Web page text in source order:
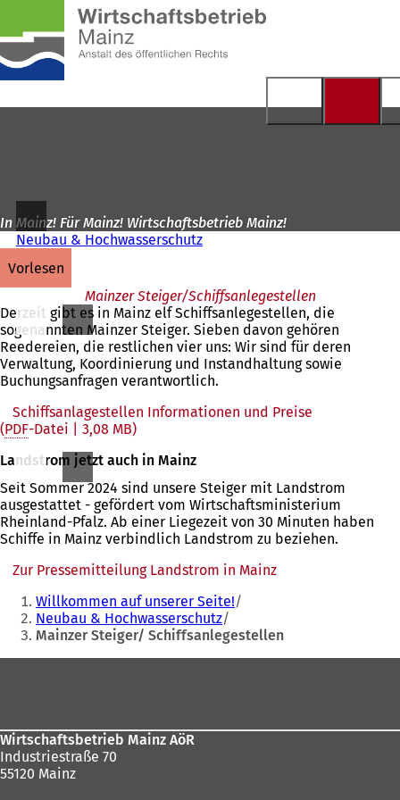
Inhalt anspringen
In Mainz! Für Mainz! Wirtschaftsbetrieb Mainz!
Neubau & Hochwasserschutz
vorlesen
Mainzer Steiger/Schiffsanlegestellen
Derzeit gibt es in Mainz elf Schiffsanlegestellen, die
sogenannten Mainzer Steiger. Sieben davon gehören
Reedereien, die restlichen vier uns: Wir sind für deren
Verwaltung, Koordinierung und Instandhaltung sowie
Buchungsanfragen verantwortlich.
Schiffsanlagestellen Informationen und Preise
PDF-Datei
3,08 MB
Landstrom jetzt auch in Mainz
Seit Sommer 2024 sind unsere Steiger mit Landstrom
ausgestattet - gefördert vom Wirtschaftsministerium
Rheinland-Pfalz. Ab einer Liegezeit von 30 Minuten haben
Schiffe in Mainz verbindlich Landstrom zu beziehen.
Zur Pressemitteilung Landstrom in Mainz
Tab)
Sie
befinden
sich
hier:
Willkommen auf unserer Seite!
Neubau & Hochwasserschutz
Mainzer Steiger/ Schiffsanlegestellen
Wirtschaftsbetrieb Mainz AöR
Industriestraße 70
55120 Mainz